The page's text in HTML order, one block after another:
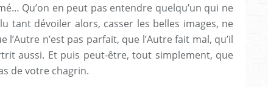
Qu’on en peut pas entendre quelqu’un qui ne
tant dévoiler alors, casser les belles images, ne
n’est pas parfait, que l’Autre fait mal, qu’il
aussi. Et puis peut-être, tout simplement, que
de votre chagrin.